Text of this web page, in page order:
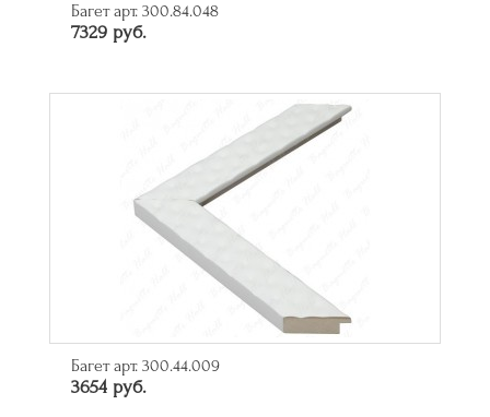
Багет арт. 300.84.048
7329 руб.
Багет арт. 300.44.009
3654 руб.